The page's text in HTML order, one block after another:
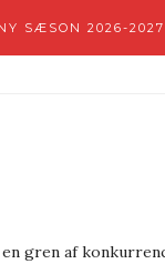
SÆSON 2026-2027
gren af